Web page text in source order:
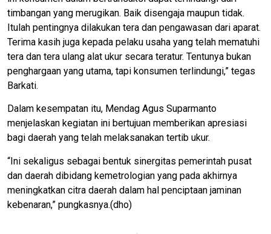
timbangan yang merugikan. Baik disengaja maupun tidak.
Itulah pentingnya dilakukan tera dan pengawasan dari aparat.
Terima kasih juga kepada pelaku usaha yang telah mematuhi
tera dan tera ulang alat ukur secara teratur. Tentunya bukan
penghargaan yang utama, tapi konsumen terlindungi,” tegas
Barkati.
Dalam kesempatan itu, Mendag Agus Suparmanto
menjelaskan kegiatan ini bertujuan memberikan apresiasi
bagi daerah yang telah melaksanakan tertib ukur.
“Ini sekaligus sebagai bentuk sinergitas pemerintah pusat
dan daerah dibidang kemetrologian yang pada akhirnya
meningkatkan citra daerah dalam hal penciptaan jaminan
kebenaran,” pungkasnya.(dho)